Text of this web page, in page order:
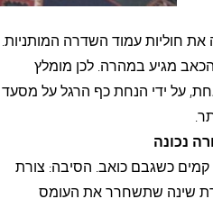
חוליות עמוד השדרה המותניות.
מגיע במהרה. לכן מומלץ
על ידי הנחת כף הרגל על מסעד
נכונה
קמים כשגבם כואב. הסיבה: צורת
שינה שתשחרר את העומס